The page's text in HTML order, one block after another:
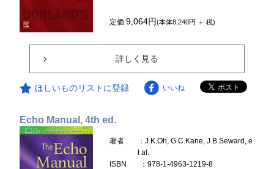
定価9,064円(本体8,240円 ＋ 税)
詳しく見る
ほしいものリストに登録 いいね
Echo Manual, 4th ed.
著者
：J.K.Oh, G.C.Kane, J.B.Seward, e
t al.
ISBN
：978-1-4963-1219-8